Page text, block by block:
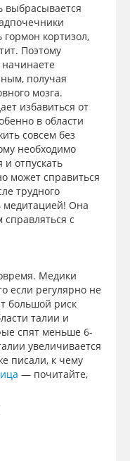
выбрасывается
кортизол,
Поэтому
получая
мозга.
избавиться от
в области
совсем без
необходимо
и отпускать
может справиться
трудного
медитацией! Она
с
Медики
если регулярно не
большой риск
талии и
спят меньше 6-
увеличивается
писали, к чему
— почитайте,